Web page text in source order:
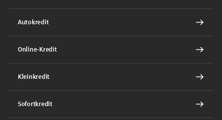
Autokredit
Online-Kredit
Kleinkredit
Sofortkredit